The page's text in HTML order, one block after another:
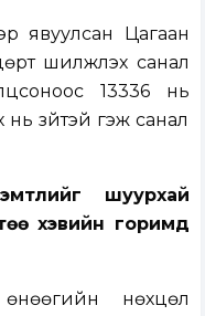
явуулсан Цагаан
шилжүүлэх санал
13336 нь
зүйтэй гэж санал
шуурхай
хэвийн горимд
нөхцөл